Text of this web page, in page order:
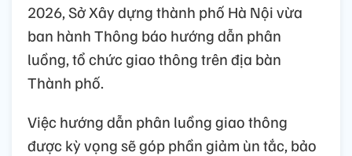
2026, Sở Xây dựng thành phố Hà Nội vừa
ban hành Thông báo hướng dẫn phân
luồng, tổ chức giao thông trên địa bàn
Thành phố.
Việc hướng dẫn phân luồng giao thông
được kỳ vọng sẽ góp phần giảm ùn tắc, bảo